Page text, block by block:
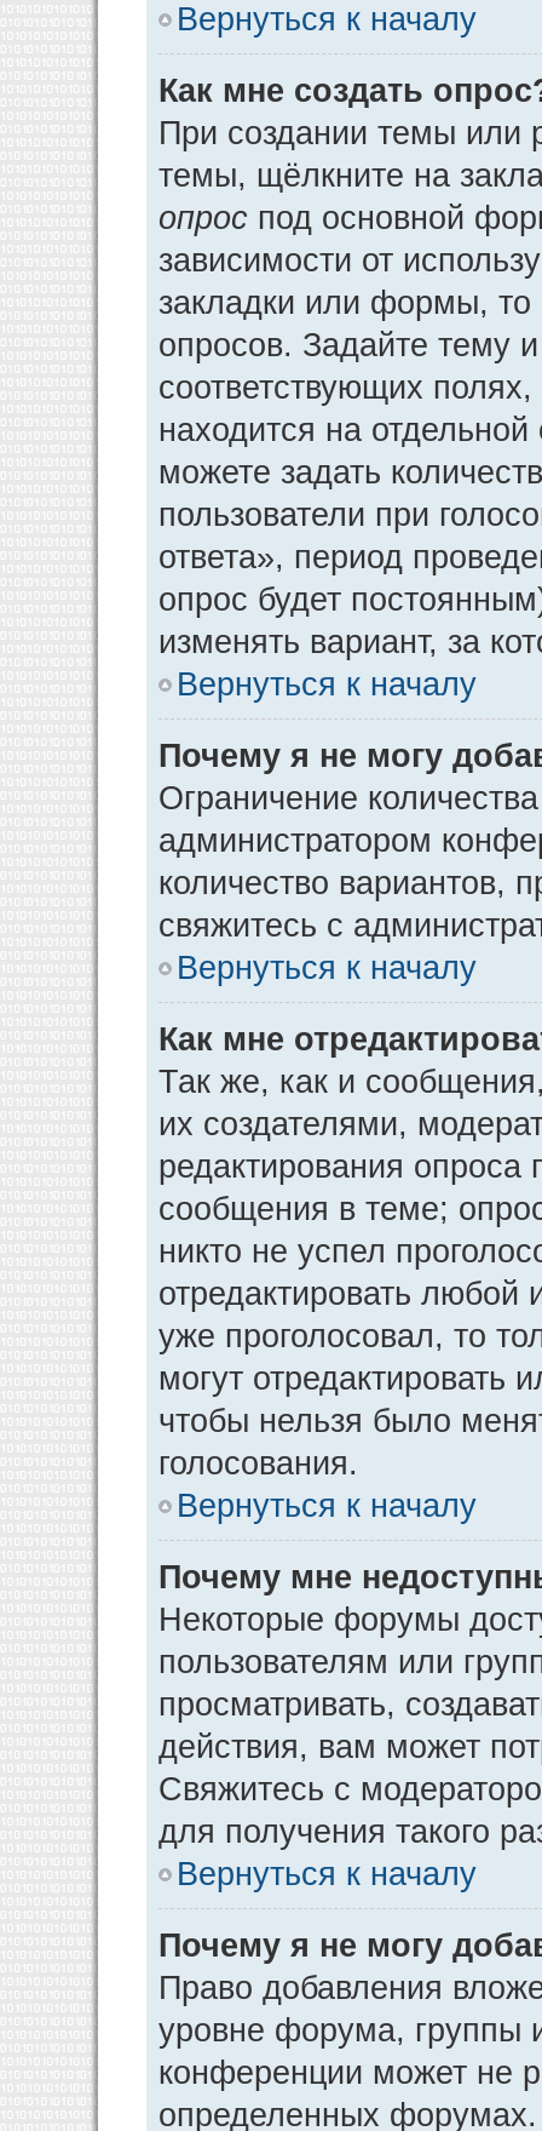
Вернуться к началу
Как мне создать
При создании темы или
темы, щёлкните на
опрос под основной
зависимости от
закладки или формы, то
опросов. Задайте тему
соответствующих
находится на
можете задать
пользователи при
ответа», период
опрос будет
изменять вариант, за
Вернуться к началу
Почему я не могу
Ограничение
администратором
количество вариантов,
свяжитесь с
Вернуться к началу
Как мне
Так же, как и
их создателями,
редактирования опроса
сообщения в теме;
никто не успел
отредактировать любой
уже проголосовал, то
могут отредактировать
чтобы нельзя было
голосования.
Вернуться к началу
Почему мне
Некоторые форумы
пользователям или
просматривать,
действия, вам может
Свяжитесь с
для получения такого
Вернуться к началу
Почему я не могу
Право добавления
уровне форума, группы
конференции может не
определенных